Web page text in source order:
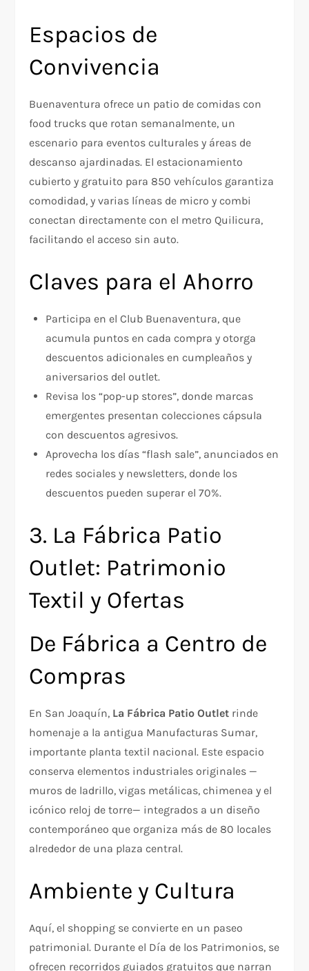
Espacios de
Convivencia
Buenaventura ofrece un patio de comidas con
food trucks que rotan semanalmente, un
escenario para eventos culturales y áreas de
descanso ajardinadas. El estacionamiento
cubierto y gratuito para 850 vehículos garantiza
comodidad, y varias líneas de micro y combi
conectan directamente con el metro Quilicura,
facilitando el acceso sin auto.
Claves para el Ahorro
Participa en el Club Buenaventura, que
acumula puntos en cada compra y otorga
descuentos adicionales en cumpleaños y
aniversarios del outlet.
Revisa los “pop-up stores”, donde marcas
emergentes presentan colecciones cápsula
con descuentos agresivos.
Aprovecha los días “flash sale”, anunciados en
redes sociales y newsletters, donde los
descuentos pueden superar el 70%.
3. La Fábrica Patio
Outlet: Patrimonio
Textil y Ofertas
De Fábrica a Centro de
Compras
En San Joaquín, La Fábrica Patio Outlet rinde
homenaje a la antigua Manufacturas Sumar,
importante planta textil nacional. Este espacio
conserva elementos industriales originales —
muros de ladrillo, vigas metálicas, chimenea y el
icónico reloj de torre— integrados a un diseño
contemporáneo que organiza más de 80 locales
alrededor de una plaza central.
Ambiente y Cultura
Aquí, el shopping se convierte en un paseo
patrimonial. Durante el Día de los Patrimonios, se
ofrecen recorridos guiados gratuitos que narran